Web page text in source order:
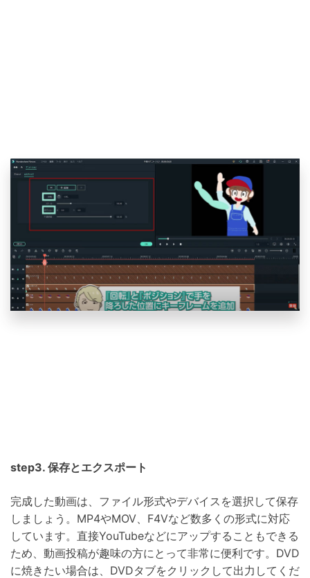
step3. 保存とエクスポート
完成した動画は、ファイル形式やデバイスを選択して保存
しましょう。MP4やMOV、F4Vなど数多くの形式に対応
しています。直接YouTubeなどにアップすることもできる
ため、動画投稿が趣味の方にとって非常に便利です。DVD
に焼きたい場合は、DVDタブをクリックして出力してくだ